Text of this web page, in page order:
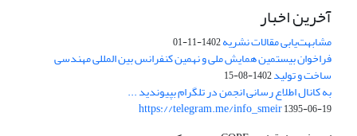
آخرین اخبار
مشابهت‌یابی مقالات نشریه1402-11-01
فراخوان بیستمین همایش ملی و نهمین کنفرانس بین المللی مهندسی
ساخت و تولید1402-08-15
به کانال اطلاع رسانی انجمن در تلگرام بپیوندید ...
https://telegram.me/info_smeir1395-06-19